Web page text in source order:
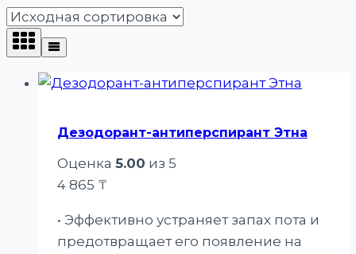
Дезодорант-антиперспирант Этна
Оценка 5.00 из 5
4 865 ₸
• Эффективно устраняет запах пота и
предотвращает его появление на